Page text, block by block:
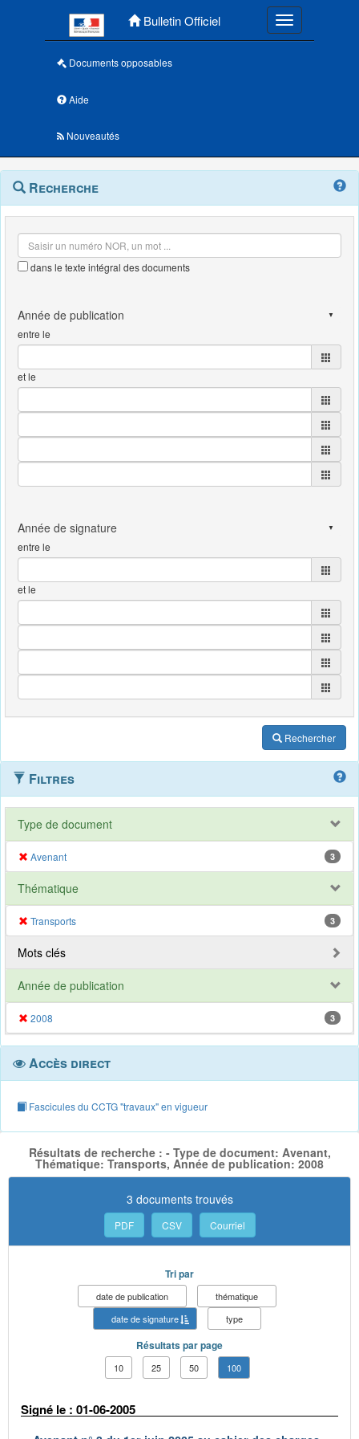
Bulletin Officiel Toggle
Documents opposables
Aide
Nouveautés
Navigation
outils
Menu
contextuel
Recherche
dans le texte intégral des documents
entre le
et le
entre le
et le
Rechercher
Filtres
Type de document
Avenant 3
Thématique
Transports 3
Mots clés
Année de publication
2008 3
Accès direct
Fascicules du CCTG "travaux" en vigueur
Résultats de recherche : - Type de document: Avenant,
Thématique: Transports, Année de publication: 2008
3 documents trouvés
PDF CSV Courriel
Tri par
date de publication
thématique
date de signature
type
Résultats par page
10 25 50 100
Signé le : 01-06-2005